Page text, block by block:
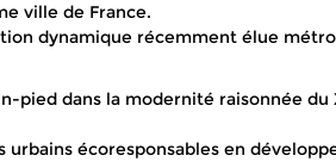
ville de France.
dynamique récemment élue
dans la modernité raisonnée du
écoresponsables en